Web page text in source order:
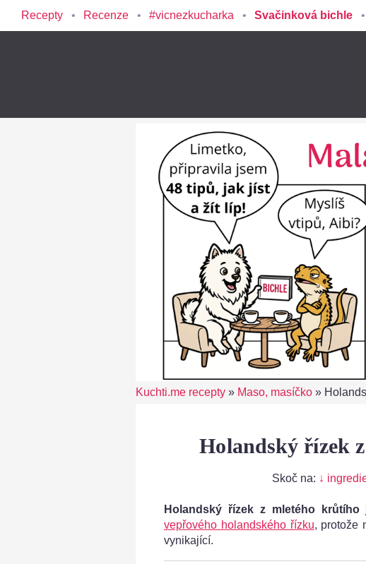
Recepty Recenze #vicnezkucharka Svačinková bichle
Kuchti.me recepty » Maso, masíčko »
Holandský řízek
Skoč na: ↓
Holandský řízek z mletého krůtího
vepřového holandského řízku, protože
vynikající.